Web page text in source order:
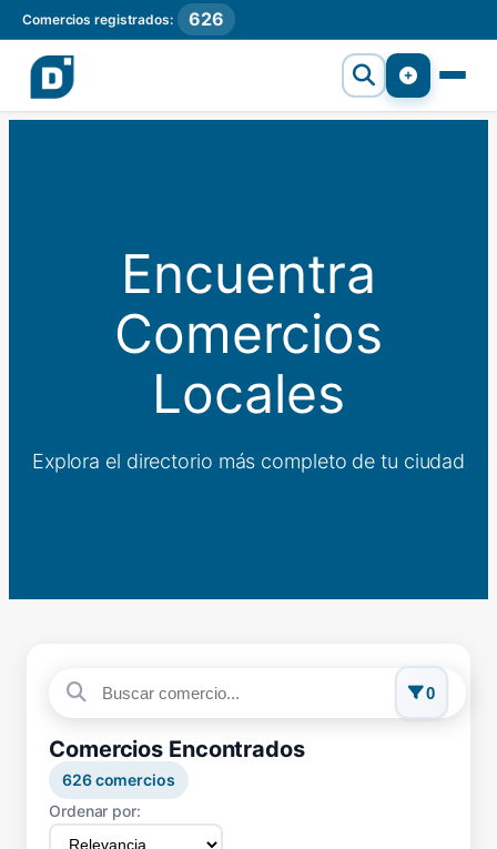
Comercios registrados: 626
Encuentra
Comercios
Locales
Explora el directorio más completo de tu ciudad
0
Comercios Encontrados
626comercios
Ordenar por: